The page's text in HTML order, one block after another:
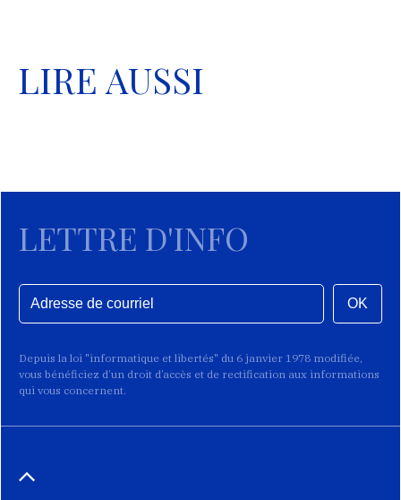
LIRE AUSSI
LETTRE D'INFO
OK
Depuis la loi "informatique et libertés" du 6 janvier 1978 modifiée,
vous bénéficiez d’un droit d’accès et de rectification aux informations
qui vous concernent.